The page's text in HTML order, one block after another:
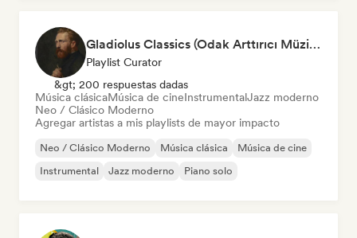
Gladiolus Classics (Odak Arttırıcı Müzikler)
Playlist Curator
&gt; 200 respuestas dadas
Música clásicaMúsica de cineInstrumentalJazz moderno
Neo / Clásico Moderno
Agregar artistas a mis playlists de mayor impacto
Neo / Clásico Moderno Música clásica
Música de cine
Instrumental
Jazz moderno Piano solo